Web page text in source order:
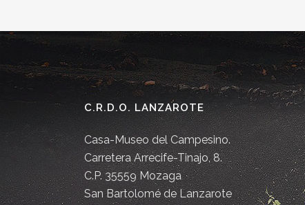
C.R.D.O. LANZAROTE
Casa-Museo del Campesino.
Carretera Arrecife-Tinajo, 8.
C.P. 35559 Mozaga
San Bartolomé de Lanzarote